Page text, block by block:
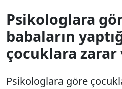
Psikologlara
babaların
çocuklara
Psikologlara göre